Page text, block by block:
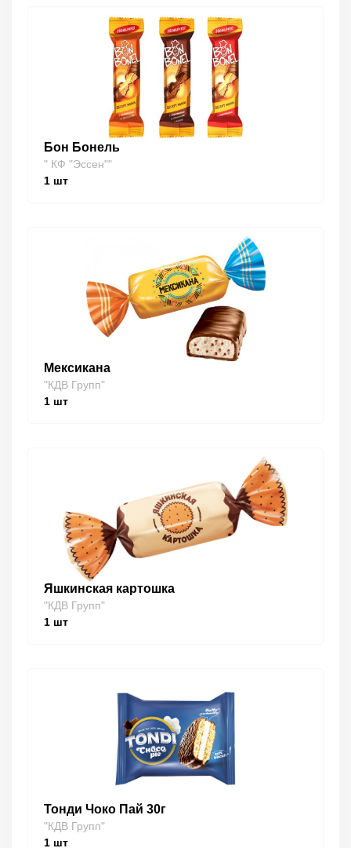
Бон Бонель
" КФ "Эссен""
1 шт
Мексикана
"КДВ Групп"
1 шт
Яшкинская картошка
"КДВ Групп"
1 шт
Тонди Чоко Пай 30г
"КДВ Групп"
1 шт